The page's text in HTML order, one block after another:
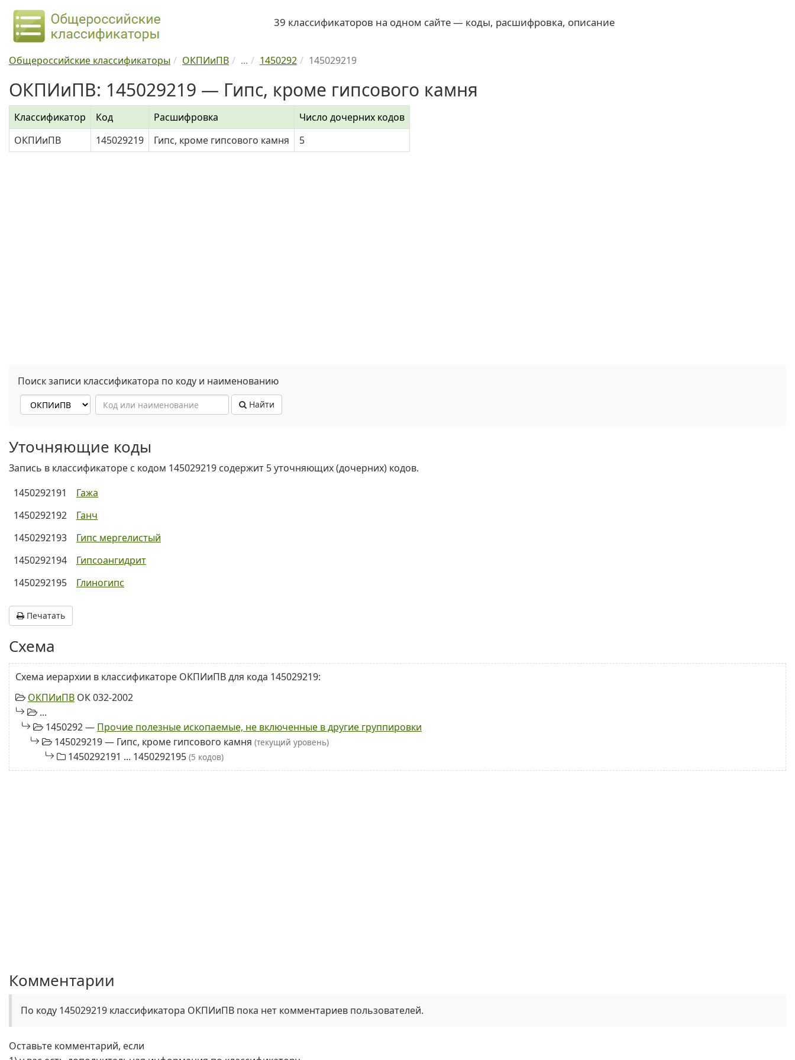
39 классификаторов на одном сайте — коды, расшифровка, описание
Общероссийские классификаторы ОКПИиПВ ... 1450292 145029219
ОКПИиПВ: 145029219 — Гипс, кроме гипсового камня
Классификатор Код Расшифровка
Число дочерних кодов
ОКПИиПВ
145029219 Гипс, кроме гипсового камня 5
Поиск записи классификатора по коду и наименованию
Найти
Уточняющие коды
Запись в классификаторе с кодом 145029219 содержит 5 уточняющих (дочерних) кодов.
1450292191
Гажа
1450292192
Ганч
1450292193
Гипс мергелистый
1450292194
Гипсоангидрит
1450292195
Глиногипс
Печатать
Схема
Схема иерархии в классификаторе ОКПИиПВ для кода 145029219:
ОКПИиПВ ОК 032-2002
...
1450292 — Прочие полезные ископаемые, не включенные в другие группировки
145029219 — Гипс, кроме гипсового камня (текущий уровень)
1450292191 ... 1450292195 (5 кодов)
Комментарии
По коду 145029219 классификатора ОКПИиПВ пока нет комментариев пользователей.
Оставьте комментарий, если